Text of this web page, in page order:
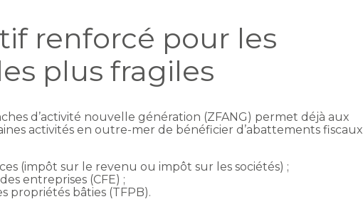
renforcé pour les
plus fragiles
d’activité nouvelle génération (ZFANG) permet déjà aux
activités en outre-mer de bénéficier d’abattements fiscaux
(impôt sur le revenu ou impôt sur les sociétés) ;
entreprises (CFE) ;
propriétés bâties (TFPB).